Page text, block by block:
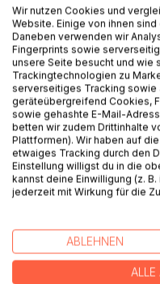
Auf die Merkliste
Titel bewerten
BESCHREIBUNG
Auf den ersten Blick
nicht auffallen. Die
geheime Gedankenwelt
lassen an der plötzlich
Wir nutzen Cookies und
Website. Einige von ihnen
Daneben verwenden wir
Fingerprints sowie
unsere Seite besucht und wie
Trackingtechnologien zu
serverseitiges Tracking sowie
geräteübergreifend Cookies,
sowie gehashte E-Mail-
betten wir zudem Drittinhalte
Plattformen). Wir haben auf
etwaiges Tracking durch den
Einstellung willigst du in die
kannst deine Einwilligung (z.
jederzeit mit Wirkung für die
ABLEHNEN
ALLE